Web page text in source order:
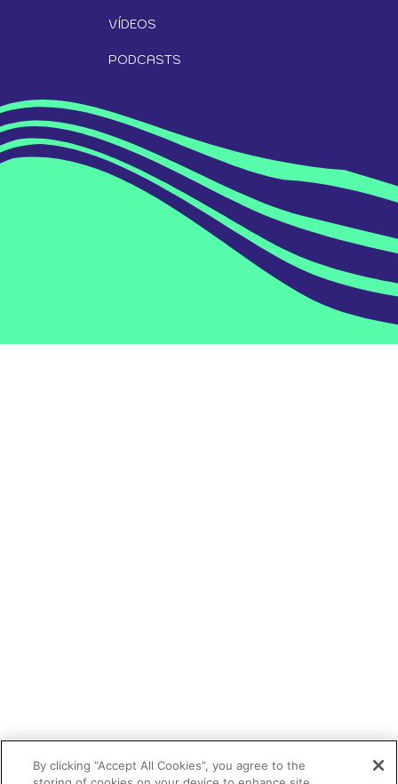
VÍDEOS
PODCASTS
By clicking “Accept All Cookies”, you agree to the